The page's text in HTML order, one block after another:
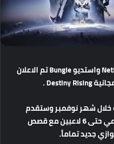
واستديو تمالاعلان
خلالشهرنوفمبروستقدم
حتى لاعبينمعقصص
جديدتماماً.